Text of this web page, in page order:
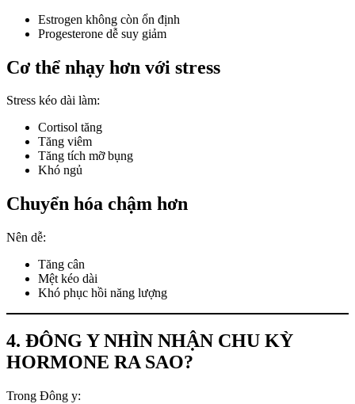
Estrogen không còn ổn định
Progesterone dễ suy giảm
Cơ thể nhạy hơn với stress
Stress kéo dài làm:
Cortisol tăng
Tăng viêm
Tăng tích mỡ bụng
Khó ngủ
Chuyển hóa chậm hơn
Nên dễ:
Tăng cân
Mệt kéo dài
Khó phục hồi năng lượng
4. ĐÔNG Y NHÌN NHẬN CHU KỲ
HORMONE RA SAO?
Trong Đông y: